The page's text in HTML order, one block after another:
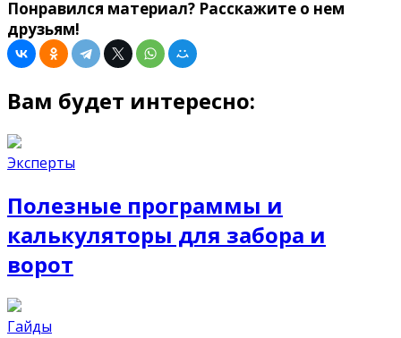
Понравился материал? Расскажите о нем
друзьям!
Вам будет интересно:
Эксперты
Полезные программы и
калькуляторы для забора и
ворот
Гайды